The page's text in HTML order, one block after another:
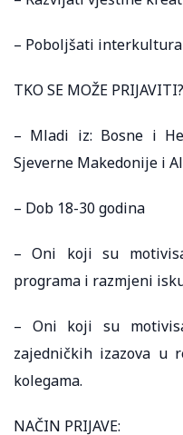
– Poboljšati
TKO SE MOŽE PRIJAVITI?
– Mladi iz: Bosne i
Sjeverne Makedonije i
– Dob 18-30 godina
– Oni koji su
programa i razmjeni
– Oni koji su
zajedničkih izazova u
kolegama.
NAČIN PRIJAVE: